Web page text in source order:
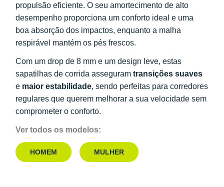
propulsão eficiente. O seu amortecimento de alto
desempenho proporciona um conforto ideal e uma
boa absorção dos impactos, enquanto a malha
respirável mantém os pés frescos.
Com um drop de 8 mm e um design leve, estas
sapatilhas de corrida asseguram transições suaves
e maior estabilidade, sendo perfeitas para corredores
regulares que querem melhorar a sua velocidade sem
comprometer o conforto.
Ver todos os modelos:
HOMEM MULHER